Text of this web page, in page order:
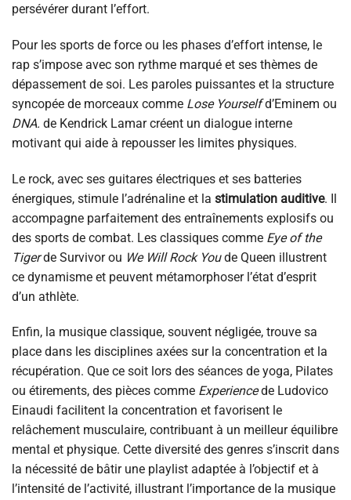
persévérer durant l’effort.
Pour les sports de force ou les phases d’effort intense, le
rap s’impose avec son rythme marqué et ses thèmes de
dépassement de soi. Les paroles puissantes et la structure
syncopée de morceaux comme Lose Yourselfd’Eminem ou
DNA. de Kendrick Lamar créent un dialogue interne
motivant qui aide à repousser les limites physiques.
Le rock, avec ses guitares électriques et ses batteries
énergiques, stimule l’adrénaline et la stimulation auditive. Il
accompagne parfaitement des entraînements explosifs ou
des sports de combat. Les classiques comme Eye of the
Tigerde Survivor ou We Will Rock Youde Queen illustrent
ce dynamisme et peuvent métamorphoser l’état d’esprit
d’un athlète.
Enfin, la musique classique, souvent négligée, trouve sa
place dans les disciplines axées sur la concentration et la
récupération. Que ce soit lors des séances de yoga, Pilates
ou étirements, des pièces comme Experiencede Ludovico
Einaudi facilitent la concentration et favorisent le
relâchement musculaire, contribuant à un meilleur équilibre
mental et physique. Cette diversité des genres s’inscrit dans
la nécessité de bâtir une playlist adaptée à l’objectif et à
l’intensité de l’activité, illustrant l’importance de la musique